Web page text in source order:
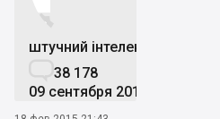


штучний інтелект
38 178
09 сентября 2019